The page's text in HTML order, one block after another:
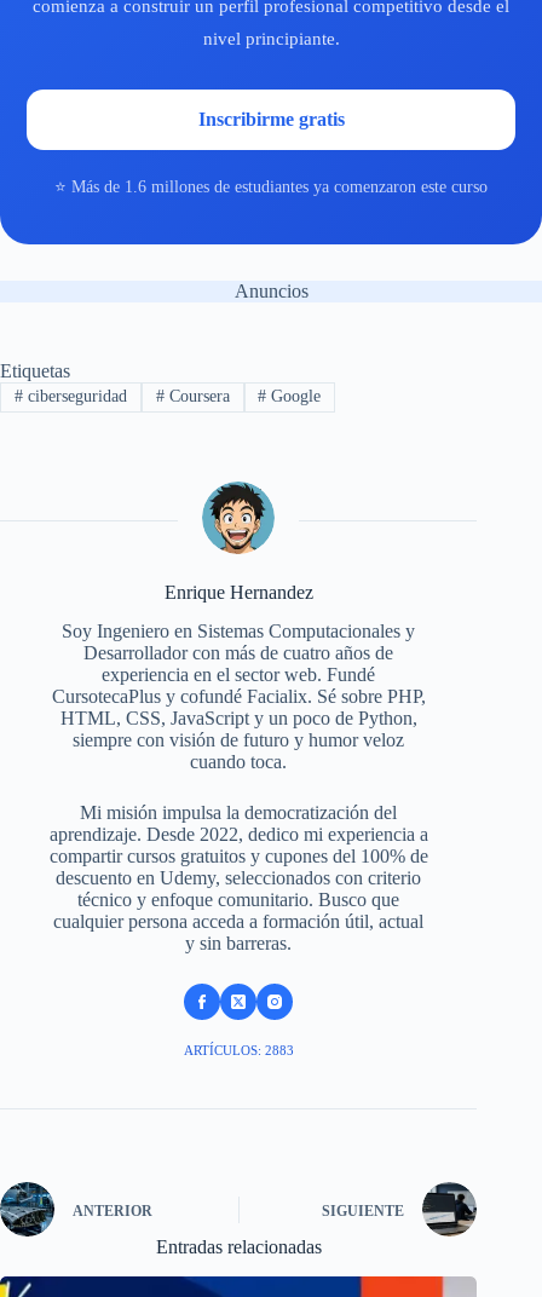
comienza a construir un perfil profesional competitivo desde el
nivel principiante.
Inscribirme gratis
⭐ Más de 1.6 millones de estudiantes ya comenzaron este curso
Anuncios
Etiquetas
#ciberseguridad #Coursera # Google
Enrique Hernandez
Soy Ingeniero en Sistemas Computacionales y
Desarrollador con más de cuatro años de
experiencia en el sector web. Fundé
CursotecaPlus y cofundé Facialix. Sé sobre PHP,
HTML, CSS, JavaScript y un poco de Python,
siempre con visión de futuro y humor veloz
cuando toca.
Mi misión impulsa la democratización del
aprendizaje. Desde 2022, dedico mi experiencia a
compartir cursos gratuitos y cupones del 100% de
descuento en Udemy, seleccionados con criterio
técnico y enfoque comunitario. Busco que
cualquier persona acceda a formación útil, actual
y sin barreras.
ARTÍCULOS: 2883
ANTERIOR SIGUIENTE
Entradas relacionadas